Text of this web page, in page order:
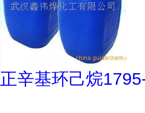
正辛基环己烷